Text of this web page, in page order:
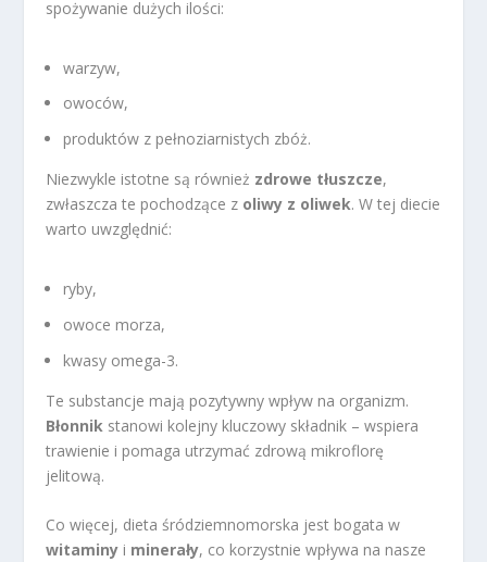
spożywanie dużych ilości:
warzyw,
owoców,
produktów z pełnoziarnistych zbóż.
Niezwykle istotne są również zdrowe tłuszcze,
zwłaszcza te pochodzące z oliwy z oliwek. W tej diecie
warto uwzględnić:
ryby,
owoce morza,
kwasy omega-3.
Te substancje mają pozytywny wpływ na organizm.
Błonnik stanowi kolejny kluczowy składnik – wspiera
trawienie i pomaga utrzymać zdrową mikroflorę
jelitową.
Co więcej, dieta śródziemnomorska jest bogata w
witaminy i minerały, co korzystnie wpływa na nasze